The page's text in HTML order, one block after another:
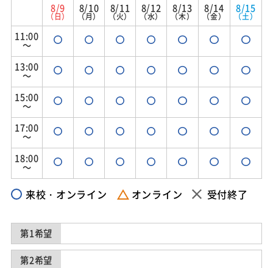
8/9
（日）
8/10
（月）
8/11
（火）
8/12
（水）
8/13
（木）
8/14
（金）
8/15
（土）
11:00
～
13:00
～
15:00
～
17:00
～
18:00
～
来校・オンライン オンライン 受付終了
第1希望
第2希望